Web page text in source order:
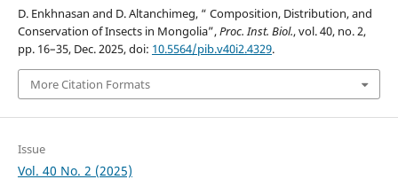
D. Enkhnasan and D. Altanchimeg, “ Composition, Distribution, and
Conservation of Insects in Mongolia”,Proc. Inst. Biol., vol. 40, no. 2,
pp. 16–35, Dec. 2025, doi: 10.5564/pib.v40i2.4329.
More Citation Formats
Issue
Vol. 40 No. 2 (2025)